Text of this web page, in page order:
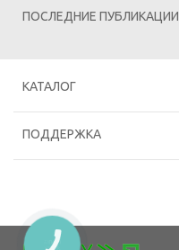
ПОСЛЕДНИЕ ПУБЛИКАЦИИ
КАТАЛОГ
ПОДДЕРЖКА
КНОПКА
ЗВ'ЯЗКУ